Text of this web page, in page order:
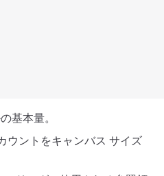
基本量。
ウントをキャンバス サイズ